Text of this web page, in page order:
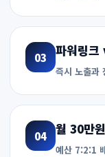
03 파워링크
즉시 노출과
04 월 30만
예산 7:2:1